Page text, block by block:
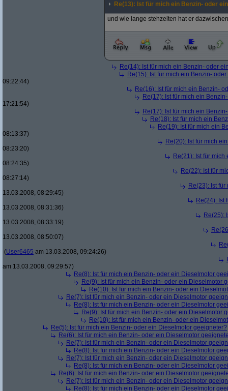
Re(13): Ist für mich ein Benzin- oder
und wie lange stehzeiten hat er
Re(14): Ist für mich ein Benzin- oder
Re(15): Ist für mich ein Benzin-
09:22:44)
Re(16): Ist für mich ein Benzin-
Re(17): Ist für mich ein
17:21:54)
Re(17): Ist für mich ein
Re(18): Ist für mich ein
Re(19): Ist für mich ein
08:13:37)
Re(20): Ist für mich
08:23:20)
Re(21): Ist für
08:24:35)
Re(22): Ist für
08:27:14)
Re(23): Ist
13.03.2008, 08:29:45)
Re(24): Ist
13.03.2008, 08:31:36)
Re(25):
13.03.2008, 08:33:19)
13.03.2008, 08:50:07)
(User6465 am 13.03.2008, 09:24:26)
am 13.03.2008, 09:29:57)
Re(8): Ist für mich ein Benzin- oder ein Dieselmotor
Re(9): Ist für mich ein Benzin- oder ein Dieselmotor
Re(10): Ist für mich ein Benzin- oder ein
Re(7): Ist für mich ein Benzin- oder ein Dieselmotor
Re(8): Ist für mich ein Benzin- oder ein Dieselmotor
Re(9): Ist für mich ein Benzin- oder ein Dieselmotor
Re(10): Ist für mich ein Benzin- oder ein
Re(5): Ist für mich ein Benzin- oder ein Dieselmotor geeigneter?
Re(6): Ist für mich ein Benzin- oder ein Dieselmotor
Re(7): Ist für mich ein Benzin- oder ein Dieselmotor
Re(8): Ist für mich ein Benzin- oder ein Dieselmotor
Re(7): Ist für mich ein Benzin- oder ein Dieselmotor
Re(8): Ist für mich ein Benzin- oder ein Dieselmotor
Re(6): Ist für mich ein Benzin- oder ein Dieselmotor
Re(7): Ist für mich ein Benzin- oder ein Dieselmotor
Re(8): Ist für mich ein Benzin- oder ein Dieselmotor